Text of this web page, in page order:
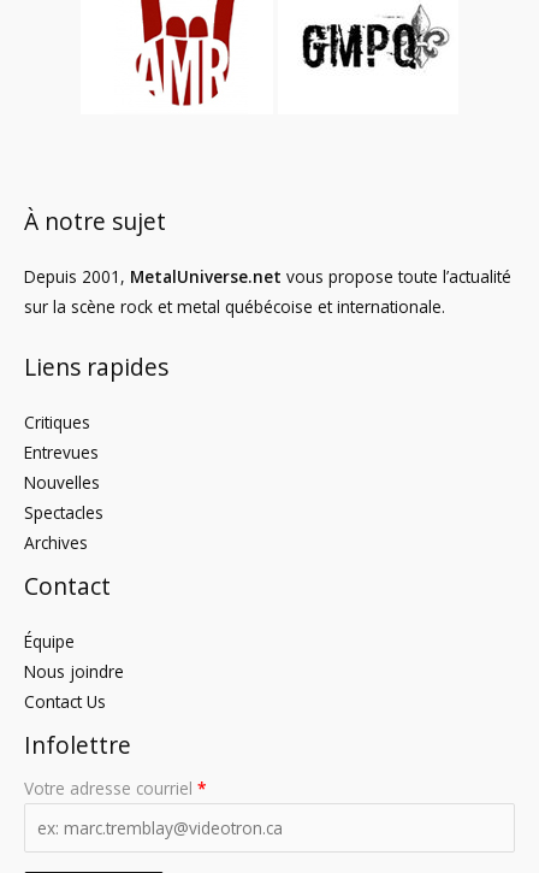
À notre sujet
Depuis 2001, MetalUniverse.net vous propose toute l’actualité
sur la scène rock et metal québécoise et internationale.
Liens rapides
Critiques
Entrevues
Nouvelles
Spectacles
Archives
Contact
Équipe
Nous joindre
Contact Us
Infolettre
Votre adresse courriel *